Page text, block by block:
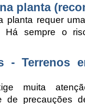
planta
planta requer
Há sempre o
- Terrenos
muita
de precauções